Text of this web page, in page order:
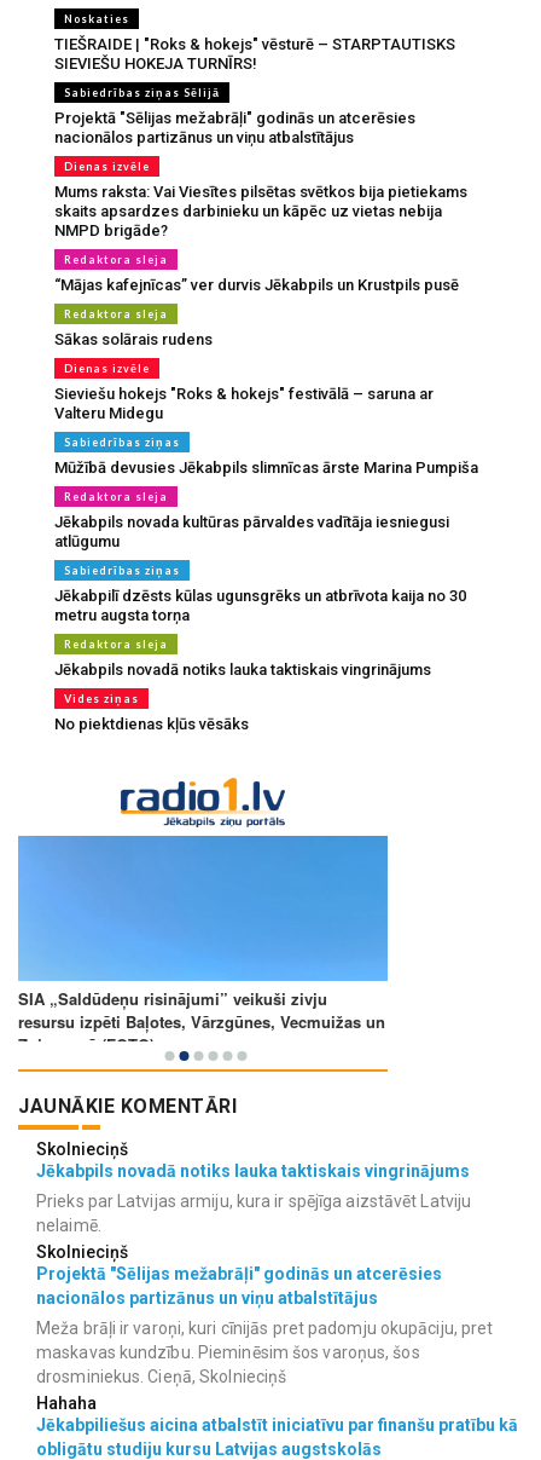
Noskaties
TIEŠRAIDE | "Roks & hokejs" vēsturē – STARPTAUTISKS
SIEVIEŠU HOKEJA TURNĪRS!
Sabiedrības ziņas Sēlijā
Projektā "Sēlijas mežabrāļi" godinās un atcerēsies
nacionālos partizānus un viņu atbalstītājus
Dienas izvēle
Mums raksta: Vai Viesītes pilsētas svētkos bija pietiekams
skaits apsardzes darbinieku un kāpēc uz vietas nebija
NMPD brigāde?
Redaktora sleja
“Mājas kafejnīcas” ver durvis Jēkabpils un Krustpils pusē
Redaktora sleja
Sākas solārais rudens
Dienas izvēle
Sieviešu hokejs "Roks & hokejs" festivālā – saruna ar
Valteru Midegu
Sabiedrības ziņas
Mūžībā devusies Jēkabpils slimnīcas ārste Marina Pumpiša
Redaktora sleja
Jēkabpils novada kultūras pārvaldes vadītāja iesniegusi
atlūgumu
Sabiedrības ziņas
Jēkabpilī dzēsts kūlas ugunsgrēks un atbrīvota kaija no 30
metru augsta torņa
Redaktora sleja
Jēkabpils novadā notiks lauka taktiskais vingrinājums
Vides ziņas
No piektdienas kļūs vēsāks
JAUNĀKIE KOMENTĀRI
Skolnieciņš
Jēkabpils novadā notiks lauka taktiskais vingrinājums
Prieks par Latvijas armiju, kura ir spējīga aizstāvēt Latviju
nelaimē.
Skolnieciņš
Projektā "Sēlijas mežabrāļi" godinās un atcerēsies
nacionālos partizānus un viņu atbalstītājus
Meža brāļi ir varoņi, kuri cīnijās pret padomju okupāciju, pret
maskavas kundzību. Pieminēsim šos varoņus, šos
drosminiekus. Cieņā, Skolnieciņš
Hahaha
Jēkabpiliešus aicina atbalstīt iniciatīvu par finanšu pratību kā
obligātu studiju kursu Latvijas augstskolās